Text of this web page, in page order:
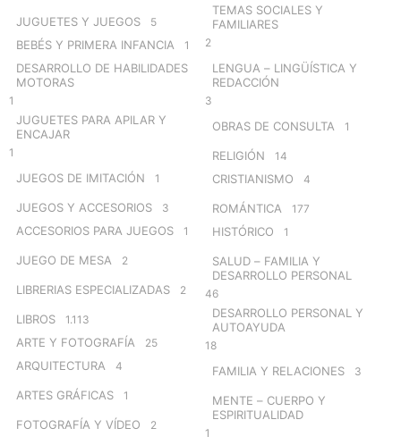
JUGUETES Y JUEGOS 5
BEBÉS Y PRIMERA INFANCIA 1
DESARROLLO DE HABILIDADES
MOTORAS
1
JUGUETES PARA APILAR Y
ENCAJAR
1
JUEGOS DE IMITACIÓN 1
JUEGOS Y ACCESORIOS 3
ACCESORIOS PARA JUEGOS 1
JUEGO DE MESA 2
LIBRERIAS ESPECIALIZADAS 2
LIBROS 1.113
ARTE Y FOTOGRAFÍA 25
ARQUITECTURA 4
ARTES GRÁFICAS 1
FOTOGRAFÍA Y VÍDEO 2
TEMAS SOCIALES Y
FAMILIARES
2
LENGUA – LINGÜÍSTICA Y
REDACCIÓN
3
OBRAS DE CONSULTA 1
RELIGIÓN 14
CRISTIANISMO 4
ROMÁNTICA 177
HISTÓRICO 1
SALUD – FAMILIA Y
DESARROLLO PERSONAL
46
DESARROLLO PERSONAL Y
AUTOAYUDA
18
FAMILIA Y RELACIONES 3
MENTE – CUERPO Y
ESPIRITUALIDAD
1